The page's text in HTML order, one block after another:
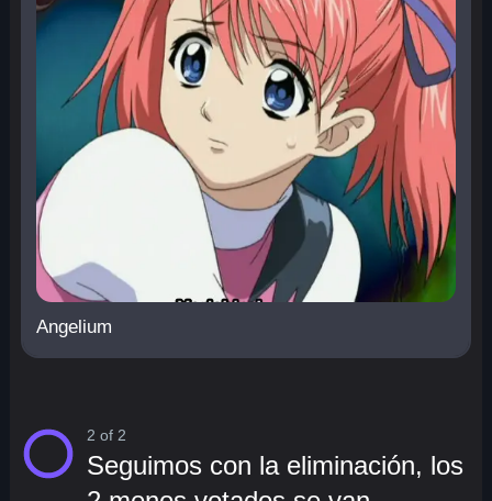
Angelium
2 of 2
Seguimos con la eliminación, los